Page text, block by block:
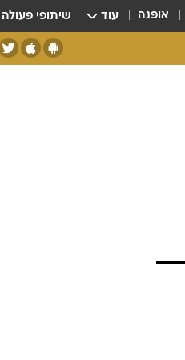
אופנה עוד שיתופי פעולה